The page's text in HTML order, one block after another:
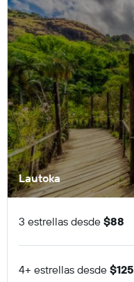
Lautoka
3 estrellas desde $88
4+ estrellas desde $125